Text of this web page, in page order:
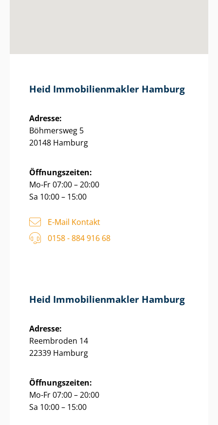
Heid Im­mo­bi­li­en­mak­ler Hamburg
Adresse:
Böhmersweg 5
20148 Hamburg
Öffnungszeiten:
Mo-Fr 07:00 – 20:00
Sa 10:00 – 15:00
E-Mail Kontakt
0158 - 884 916 68
Heid Im­mo­bi­li­en­mak­ler Hamburg
Adresse:
Reembroden 14
22339 Hamburg
Öffnungszeiten:
Mo-Fr 07:00 – 20:00
Sa 10:00 – 15:00